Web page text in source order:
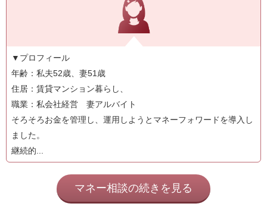
▼プロフィール
年齢：私夫52歳、妻51歳
住居：賃貸マンション暮らし、
職業：私会社経営 妻アルバイト
そろそろお金を管理し、運用しようとマネーフォワードを導入し
ました。
継続的...
マネー相談の続きを見る